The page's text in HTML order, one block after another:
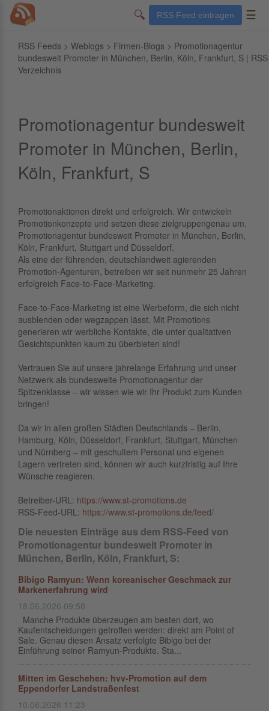
🔍 RSS Feed eintragen ☰
RSS Feeds > Weblogs > Firmen-Blogs > Promotionagentur
bundesweit Promoter in München, Berlin, Köln, Frankfurt, S | RSS
Verzeichnis
Promotionagentur bundesweit
Promoter in München, Berlin,
Köln, Frankfurt, S
Promotionaktionen direkt und erfolgreich. Wir entwickeln
Promotionkonzepte und setzen diese zielgruppengenau um.
Promotionagentur bundesweit Promoter in München, Berlin,
Köln, Frankfurt, Stuttgart und Düsseldorf.
Als eine der führenden, deutschlandweit agierenden
Promotion-Agenturen, betreiben wir seit nunmehr 25 Jahren
erfolgreich Face-to-Face-Marketing.
Face-to-Face-Marketing ist eine Werbeform, die sich nicht
ausblenden oder wegzappen lässt. Mit Promotions
generieren wir werbliche Kontakte, die unter qualitativen
Gesichtspunkten kaum zu überbieten sind!
Vertrauen Sie auf unsere jahrelange Erfahrung und unser
Netzwerk als bundesweite Promotionagentur der
Spitzenklasse – wir wissen wie wir Ihr Produkt zum Kunden
bringen!
Da wir in allen großen Städten Deutschlands – Berlin,
Hamburg, Köln, Düsseldorf, Frankfurt, Stuttgart, München
und Nürnberg – mit geschultem Personal und eigenen
Lagern vertreten sind, können wir auch kurzfristig auf Ihre
Wünsche reagieren.
Betreiber-URL: https://www.st-promotions.de
RSS-Feed-URL: https://www.st-promotions.de/feed/
Die neuesten Einträge aus dem RSS-Feed von
Promotionagentur bundesweit Promoter in
München, Berlin, Köln, Frankfurt, S:
Bibigo Ramyun: Wenn koreanischer Geschmack zur
Markenerfahrung wird
18.06.2026 09:58
Manche Produkte überzeugen am besten dort, wo
Kaufentscheidungen getroffen werden: direkt am Point of
Sale. Genau diesen Ansatz verfolgte Bibigo bei der
Einführung seiner Ramyun-Produkte. Sta...
Mitten im Geschehen: hvv-Promotion auf dem
Eppendorfer Landstraßenfest
10.06.2026 11:23